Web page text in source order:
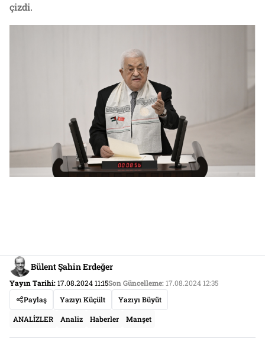
çizdi.
Bülent Şahin Erdeğer
Yayın Tarihi:17.08.2024 11:15Son Güncelleme:17.08.2024 12:35
Paylaş
Yazıyı Küçült Yazıyı Büyüt
ANALİZLER Analiz Haberler Manşet